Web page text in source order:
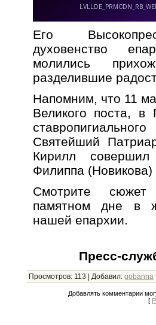
Его
духовенство
молились
разделившие
Напомним, что 11
Великого поста, в
Святейший
Кирилл совершил
Филиппа (Новикова)
Смотрите
памятном дне в
нашей епархии.
Пресс-
Просмотров: 113 | Добавил: gobanna
Добавлять комментарии
[